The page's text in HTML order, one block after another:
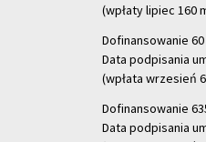
(wpłaty lipiec 160
Dofinansowanie 60
Data podpisania
(wpłata wrzesień
Dofinansowanie
Data podpisania